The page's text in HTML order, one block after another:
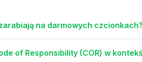
na darmowych czcionkach?
of Responsibility (COR) w